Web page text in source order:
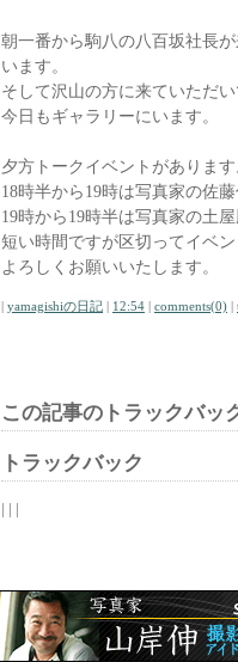
朝一番から駒八の八百坂社長
います。
そして沢山の方に来ていただ
今日もギャラリーにいます。
夕方トークイベントがありま
18時半から19時は写真家の佐
19時から19時半は写真家の土
短い時間ですが区切ってイベ
よろしくお願いいたします。
| yamagishiの日記 | 12:54 | comments(0) |
この記事のトラックバッ
トラックバック
| | |